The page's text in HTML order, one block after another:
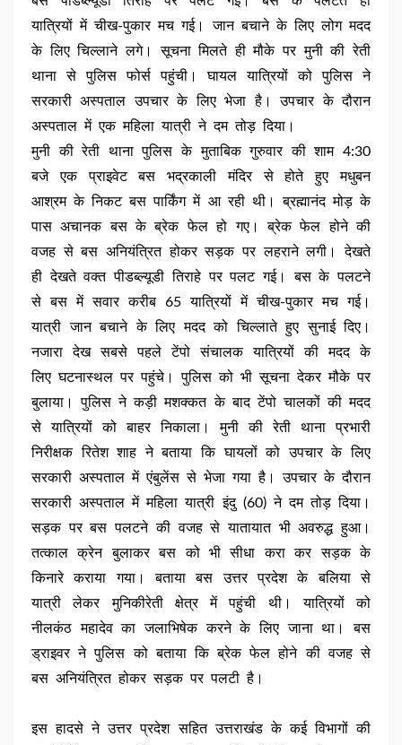
यात्रियों में चीख-पुकार मच गई। जान बचाने के लिए लोग मदद
के लिए चिल्लाने लगे। सूचना मिलते ही मौके पर मुनी की रेती
थाना से पुलिस फोर्स पहुंची। घायल यात्रियों को पुलिस ने
सरकारी अस्पताल उपचार के लिए भेजा है। उपचार के दौरान
अस्पताल में एक महिला यात्री ने दम तोड़ दिया।
मुनी की रेती थाना पुलिस के मुताबिक गुरुवार की शाम 4:30
बजे एक प्राइवेट बस भद्रकाली मंदिर से होते हुए मधुबन
आश्रम के निकट बस पार्किंग में आ रही थी। ब्रह्मानंद मोड़ के
पास अचानक बस के ब्रेक फेल हो गए। ब्रेक फेल होने की
वजह से बस अनियंत्रित होकर सड़क पर लहराने लगी। देखते
ही देखते वक्त पीडब्ल्यूडी तिराहे पर पलट गई। बस के पलटने
से बस में सवार करीब 65 यात्रियों में चीख-पुकार मच गई।
यात्री जान बचाने के लिए मदद को चिल्लाते हुए सुनाई दिए।
नजारा देख सबसे पहले टेंपो संचालक यात्रियों की मदद के
लिए घटनास्थल पर पहुंचे। पुलिस को भी सूचना देकर मौके पर
बुलाया। पुलिस ने कड़ी मशक्कत के बाद टेंपो चालकों की मदद
से यात्रियों को बाहर निकाला। मुनी की रेती थाना प्रभारी
निरीक्षक रितेश शाह ने बताया कि घायलों को उपचार के लिए
सरकारी अस्पताल में एंबुलेंस से भेजा गया है। उपचार के दौरान
सरकारी अस्पताल में महिला यात्री इंदु (60) ने दम तोड़ दिया।
सड़क पर बस पलटने की वजह से यातायात भी अवरुद्ध हुआ।
तत्काल क्रेन बुलाकर बस को भी सीधा करा कर सड़क के
किनारे कराया गया। बताया बस उत्तर प्रदेश के बलिया से
यात्री लेकर मुनिकीरेती क्षेत्र में पहुंची थी। यात्रियों को
नीलकंठ महादेव का जलाभिषेक करने के लिए जाना था। बस
ड्राइवर ने पुलिस को बताया कि ब्रेक फेल होने की वजह से
बस अनियंत्रित होकर सड़क पर पलटी है।
इस हादसे ने उत्तर प्रदेश सहित उत्तराखंड के कई विभागों की